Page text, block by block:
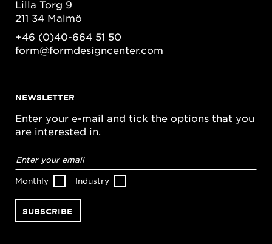
Lilla Torg 9
211 34 Malmö
+46 (0)40-664 51 50
form@formdesigncenter.com
NEWSLETTER
Enter your e-mail and tick the options that you
are interested in.
address*
Monthly Industry